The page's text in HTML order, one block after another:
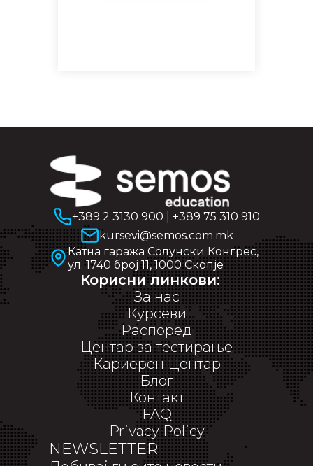
+389 2 3130 900
+389 75 310 910
kursevi@semos.com.mk
Катна гаража Солунски Конгрес,
ул. 1740 број 11, 1000 Скопје
Корисни линкови:
За нас
Курсеви
Распоред
Центар за тестирање
Кариерен Центар
Блог
Контакт
FAQ
Privacy Policy
NEWSLETTER